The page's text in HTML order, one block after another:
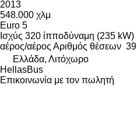
2013
548.000 χλμ
Euro 5
Ισχύς 320 ίπποδύναμη (235 kW)
αέρος/αέρος Αριθμός θέσεων 39
Ελλάδα, Λιτόχωρο
HellasBus
Επικοινωνία με τον πωλητή